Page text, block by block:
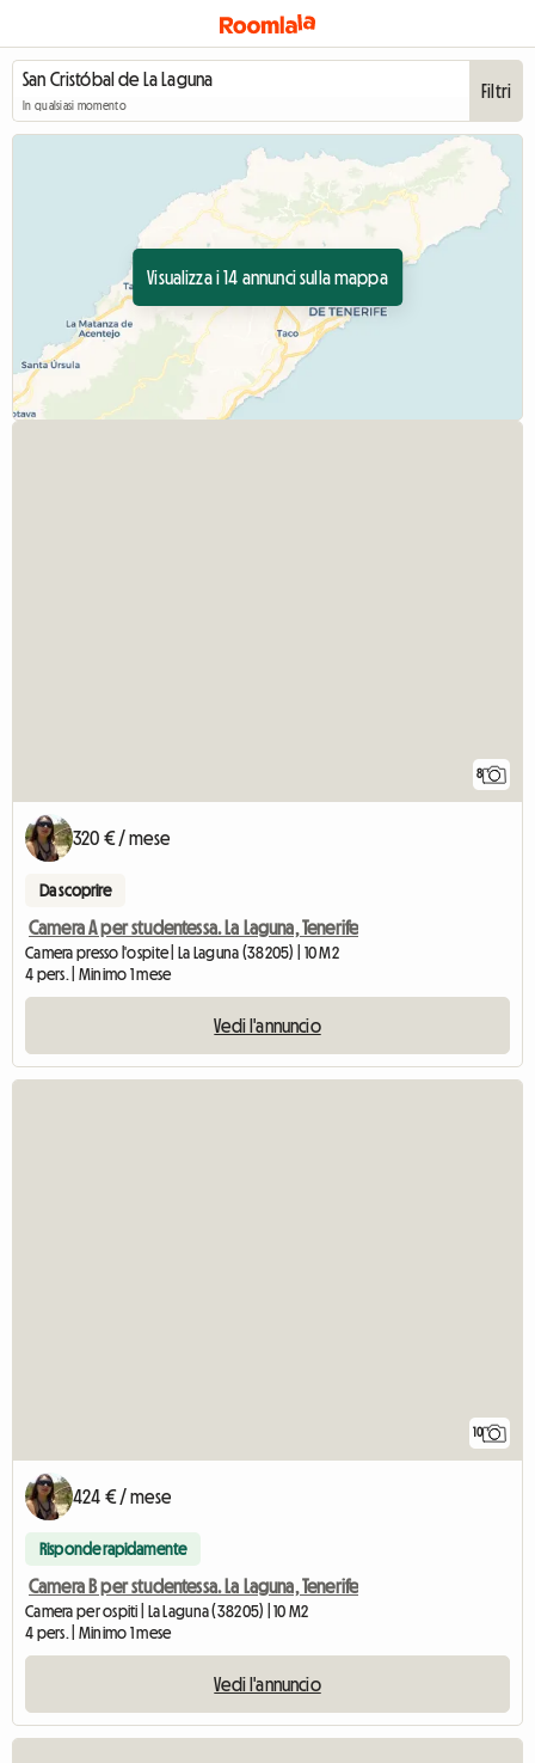
In qualsiasi momento
Filtri
Visualizza i 14 annunci sulla mappa
8
320 € / mese
Da scoprire
Camera A per studentessa. La Laguna, Tenerife
Camera presso l'ospite | La Laguna (38205) | 10 M2
4 pers. | Minimo 1 mese
Vedi l'annuncio
10
424 € / mese
Risponde rapidamente
Camera B per studentessa. La Laguna, Tenerife
Camera per ospiti | La Laguna (38205) | 10 M2
4 pers. | Minimo 1 mese
Vedi l'annuncio